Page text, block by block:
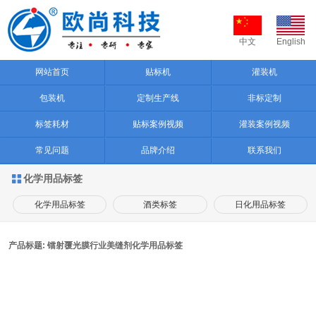
中文 English
网站首页 贴标机 灌装机
包装机 定制生产线 非标定制
标签耗材 贴标案例视频 灌装案例视频
常见问题 品牌介绍 联系我们
 化学用品标签
化学用品标签 酒类标签 日化用品标签
产品标题: 镭射覆光膜行业美缝剂化学用品标签